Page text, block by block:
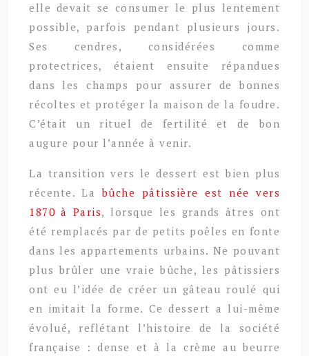
elle devait se consumer le plus lentement
possible, parfois pendant plusieurs jours.
Ses cendres, considérées comme
protectrices, étaient ensuite répandues
dans les champs pour assurer de bonnes
récoltes et protéger la maison de la foudre.
C’était un rituel de fertilité et de bon
augure pour l’année à venir.
La transition vers le dessert est bien plus
récente. Labûche pâtissière est née vers
1870 à Paris, lorsque les grands âtres ont
été remplacés par de petits poêles en fonte
dans les appartements urbains. Ne pouvant
plus brûler une vraie bûche, les pâtissiers
ont eu l’idée de créer un gâteau roulé qui
en imitait la forme. Ce dessert a lui-même
évolué, reflétant l’histoire de la société
française : dense et à la crème au beurre